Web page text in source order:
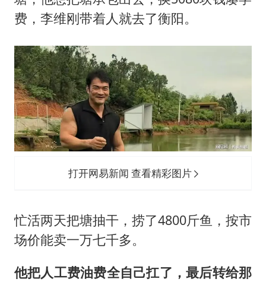
费，李维刚带着人就去了衡阳。
打开网易新闻 查看精彩图片
忙活两天把塘抽干，捞了4800斤鱼，按市
场价能卖一万七千多。
他把人工费油费全自己扛了，最后转给那